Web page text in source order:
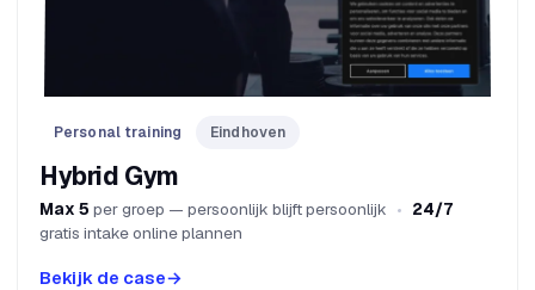
Personal training Eindhoven
Hybrid Gym
Max 5 per groep — persoonlijk blijft persoonlijk
24/7
gratis intake online plannen
Bekijk de case→